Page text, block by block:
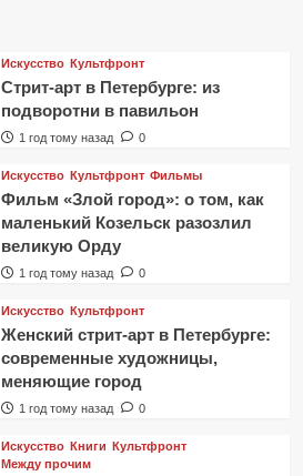
Искусство Культфронт
Стрит-арт в Петербурге: из
подворотни в павильон
1 год тому назад 0
Искусство Культфронт Фильмы
Фильм «Злой город»: о том, как
маленький Козельск разозлил
великую Орду
1 год тому назад 0
Искусство Культфронт
Женский стрит-арт в Петербурге:
современные художницы,
меняющие город
1 год тому назад 0
Искусство Книги Культфронт
Между прочим